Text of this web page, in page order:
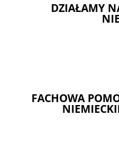
DZIAŁAMY
FACHOWA